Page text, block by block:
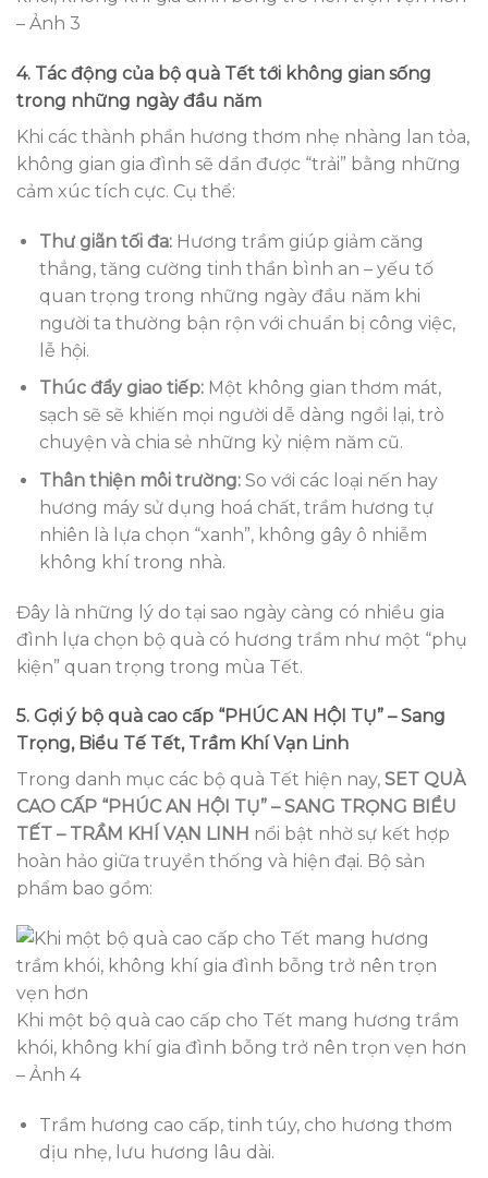
– Ảnh 3
4. Tác động của bộ quà Tết tới không gian sống
trong những ngày đầu năm
Khi các thành phần hương thơm nhẹ nhàng lan tỏa,
không gian gia đình sẽ dần được “trải” bằng những
cảm xúc tích cực. Cụ thể:
Thư giãn tối đa:Hương trầm giúp giảm căng
thẳng, tăng cường tinh thần bình an – yếu tố
quan trọng trong những ngày đầu năm khi
người ta thường bận rộn với chuẩn bị công việc,
lễ hội.
Thúc đẩy giao tiếp:Một không gian thơm mát,
sạch sẽ sẽ khiến mọi người dễ dàng ngồi lại, trò
chuyện và chia sẻ những kỷ niệm năm cũ.
Thân thiện môi trường:So với các loại nến hay
hương máy sử dụng hoá chất, trầm hương tự
nhiên là lựa chọn “xanh”, không gây ô nhiễm
không khí trong nhà.
Đây là những lý do tại sao ngày càng có nhiều gia
đình lựa chọn bộ quà có hương trầm như một “phụ
kiện” quan trọng trong mùa Tết.
5. Gợi ý bộ quà cao cấp “PHÚC AN HỘI TỤ” – Sang
Trọng, Biểu Tế Tết, Trầm Khí Vạn Linh
Trong danh mục các bộ quà Tết hiện nay, SET QUÀ
CAO CẤP “PHÚC AN HỘI TỤ” – SANG TRỌNG BIỂU
TẾT – TRẦM KHÍ VẠN LINH nổi bật nhờ sự kết hợp
hoàn hảo giữa truyền thống và hiện đại. Bộ sản
phẩm bao gồm:
Khi một bộ quà cao cấp cho Tết mang hương trầm
khói, không khí gia đình bỗng trở nên trọn vẹn hơn
– Ảnh 4
Trầm hương cao cấp, tinh túy, cho hương thơm
dịu nhẹ, lưu hương lâu dài.